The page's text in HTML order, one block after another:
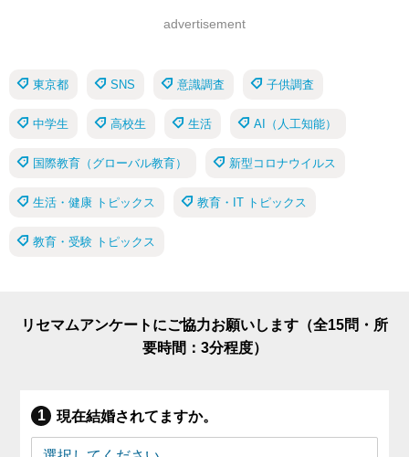
advertisement
東京都 SNS 意識調査 子供調査
中学生 高校生 生活 AI（人工知能）
国際教育（グローバル教育） 新型コロナウイルス
生活・健康 トピックス 教育・IT トピックス
教育・受験 トピックス
リセマムアンケートにご協力お願いします（全15問・所
要時間：3分程度）
現在結婚されてますか。